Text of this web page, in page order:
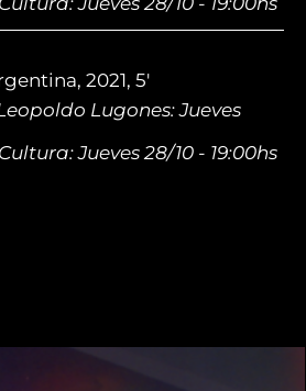
2021, 5'
Lugones: Jueves
Jueves 28/10 - 19:00hs